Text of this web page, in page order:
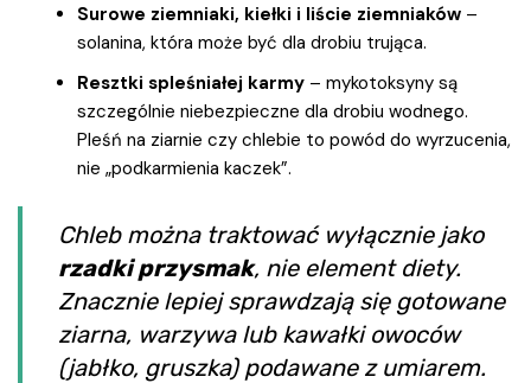
Surowe ziemniaki, kiełki i liście ziemniaków –
solanina, która może być dla drobiu trująca.
Resztki spleśniałej karmy – mykotoksyny są
szczególnie niebezpieczne dla drobiu wodnego.
Pleśń na ziarnie czy chlebie to powód do wyrzucenia,
nie „podkarmienia kaczek”.
Chleb można traktować wyłącznie jako
rzadki przysmak, nie element diety.
Znacznie lepiej sprawdzają się gotowane
ziarna, warzywa lub kawałki owoców
(jabłko, gruszka) podawane z umiarem.